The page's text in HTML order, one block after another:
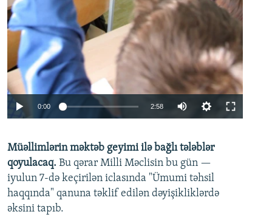
0:00 2:58
360p
480p
720p
Müəllimlərin məktəb geyimi ilə bağlı tələblər
qoyulacaq. Bu qərar Milli Məclisin bu gün —
iyulun 7-də keçirilən iclasında "Ümumi təhsil
haqqında" qanuna təklif edilən dəyişikliklərdə
əksini tapıb.